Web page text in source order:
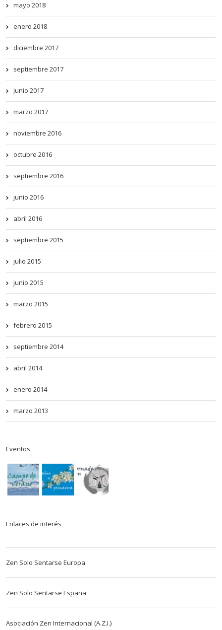
mayo 2018
enero 2018
diciembre 2017
septiembre 2017
junio 2017
marzo 2017
noviembre 2016
octubre 2016
septiembre 2016
junio 2016
abril 2016
septiembre 2015
julio 2015
junio 2015
marzo 2015
febrero 2015
septiembre 2014
abril 2014
enero 2014
marzo 2013
Eventos
Enlaces de interés
Zen Solo Sentarse Europa
Zen Solo Sentarse España
Asociación Zen Internacional (A.Z.I.)